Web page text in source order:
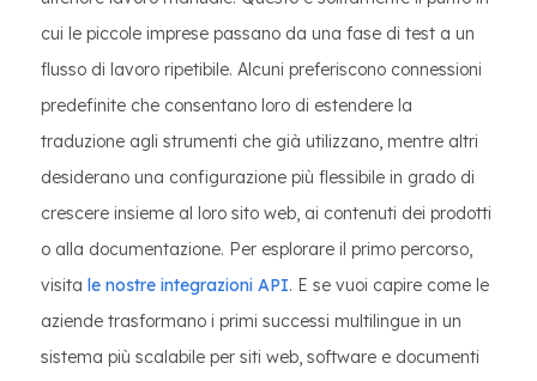
cui le piccole imprese passano da una fase di test a un
flusso di lavoro ripetibile. Alcuni preferiscono connessioni
predefinite che consentano loro di estendere la
traduzione agli strumenti che già utilizzano, mentre altri
desiderano una configurazione più flessibile in grado di
crescere insieme al loro sito web, ai contenuti dei prodotti
o alla documentazione. Per esplorare il primo percorso,
visita le nostre integrazioni API. E se vuoi capire come le
aziende trasformano i primi successi multilingue in un
sistema più scalabile per siti web, software e documenti